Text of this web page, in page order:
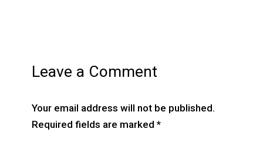
Leave a Comment
Your email address will not be published.
Required fields are marked *